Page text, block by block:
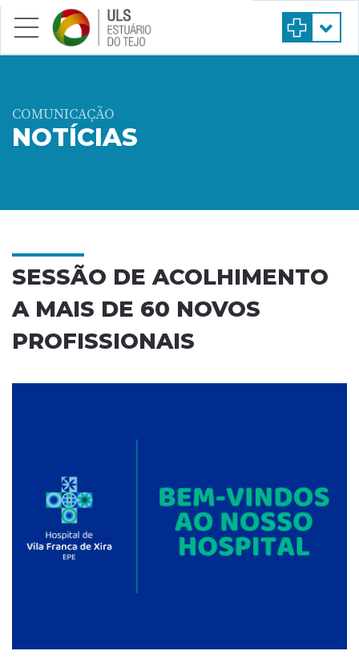
Saltar para conteúdo principal
COMUNICAÇÃO
NOTÍCIAS
SESSÃO DE ACOLHIMENTO
A MAIS DE 60 NOVOS
PROFISSIONAIS